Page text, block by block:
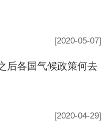
[2020-05-07]
后各国气候政策何去
[2020-04-29]